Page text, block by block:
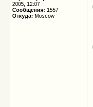
2005, 12:07
Сообщения: 1557
Откуда: Moscow